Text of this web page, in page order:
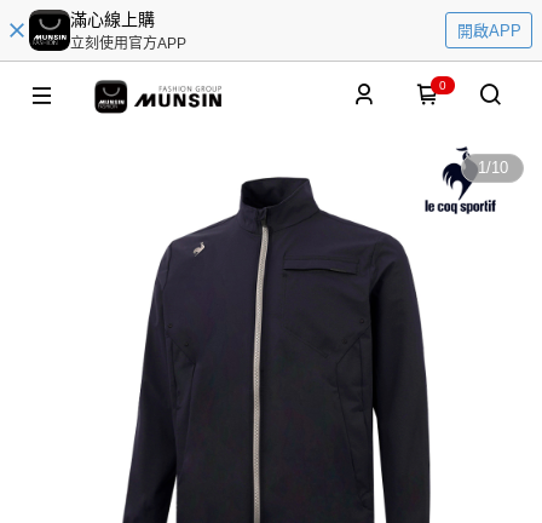
滿心線上購
立刻使用官方APP
開啟APP
0
1/10